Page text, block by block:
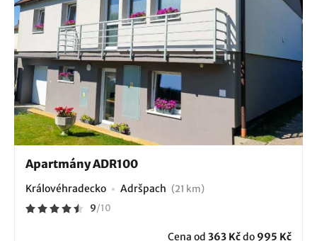
Apartmány ADR100
Královéhradecko Adršpach (21 km)
9/10
Cena od 363 Kčdo 995 Kč